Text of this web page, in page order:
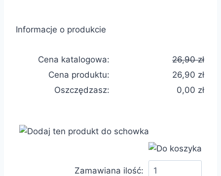
Informacje o produkcie
Cena katalogowa:
26,90 zł
Cena produktu:
26,90 zł
Oszczędzasz:
0,00 zł
Zamawiana ilość: